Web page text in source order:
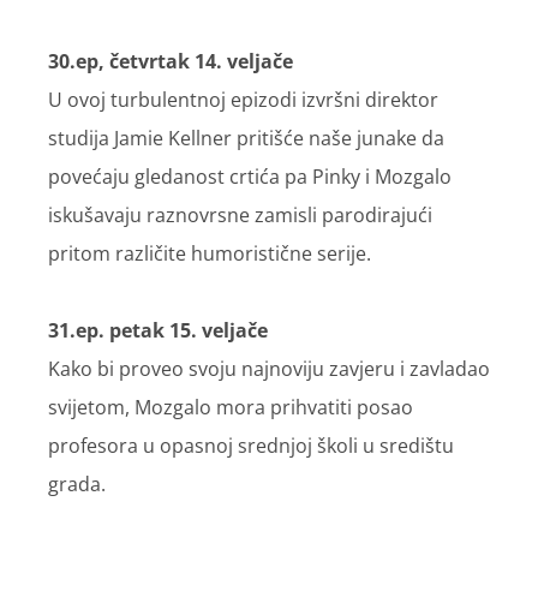
30.ep, četvrtak 14. veljače
U ovoj turbulentnoj epizodi izvršni direktor
studija Jamie Kellner pritišće naše junake da
povećaju gledanost crtića pa Pinky i Mozgalo
iskušavaju raznovrsne zamisli parodirajući
pritom različite humoristične serije.
31.ep. petak 15. veljače
Kako bi proveo svoju najnoviju zavjeru i zavladao
svijetom, Mozgalo mora prihvatiti posao
profesora u opasnoj srednjoj školi u središtu
grada.